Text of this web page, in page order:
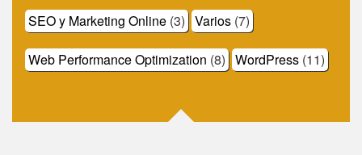
SEO y Marketing Online (3) Varios (7)
Web Performance Optimization (8) WordPress (11)